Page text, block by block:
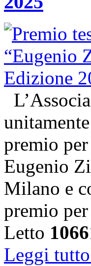
premio
Eugenio
Milano e
premio
Letto
Leggi